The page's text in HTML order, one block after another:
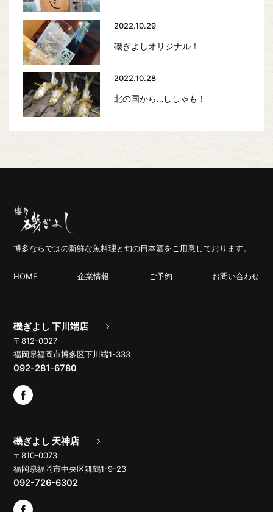
2022.10.29
磯ぎよしオリジナル！
2022.10.28
北の国から…ししゃも！
博多ならではの新鮮な魚料理と旬の日本酒をご用意しております。
HOME 企業情報 ご予約 お問い合わせ
磯ぎよし 下川端店
〒812-0027
福岡県福岡市博多区下川端1-333
092-281-6780
磯ぎよし 天神店
〒810-0073
福岡県福岡市中央区舞鶴1-9-23
092-726-6302